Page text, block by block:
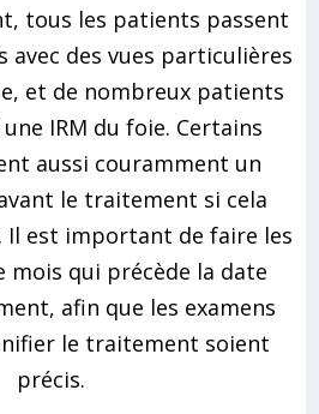
tous les patients passent
avec des vues particulières
et de nombreux patients
IRM du foie. Certains
aussi couramment un
le traitement si cela
Il est important de faire les
mois qui précède la date
afin que les examens
le traitement soient
précis.